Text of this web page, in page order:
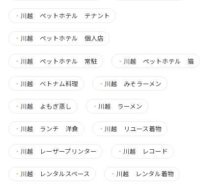
・ 川越 ペットホテル テナント
・ 川越 ペットホテル 個人店
・ 川越 ペットホテル 常駐 ・ 川越 ペットホテル 猫
・ 川越 ベトナム料理 ・ 川越 みそラーメン
・ 川越 よもぎ蒸し ・ 川越 ラーメン
・ 川越 ランチ 洋食 ・ 川越 リユース着物
・ 川越 レーザープリンター ・ 川越 レコード
・ 川越 レンタルスペース ・ 川越 レンタル着物